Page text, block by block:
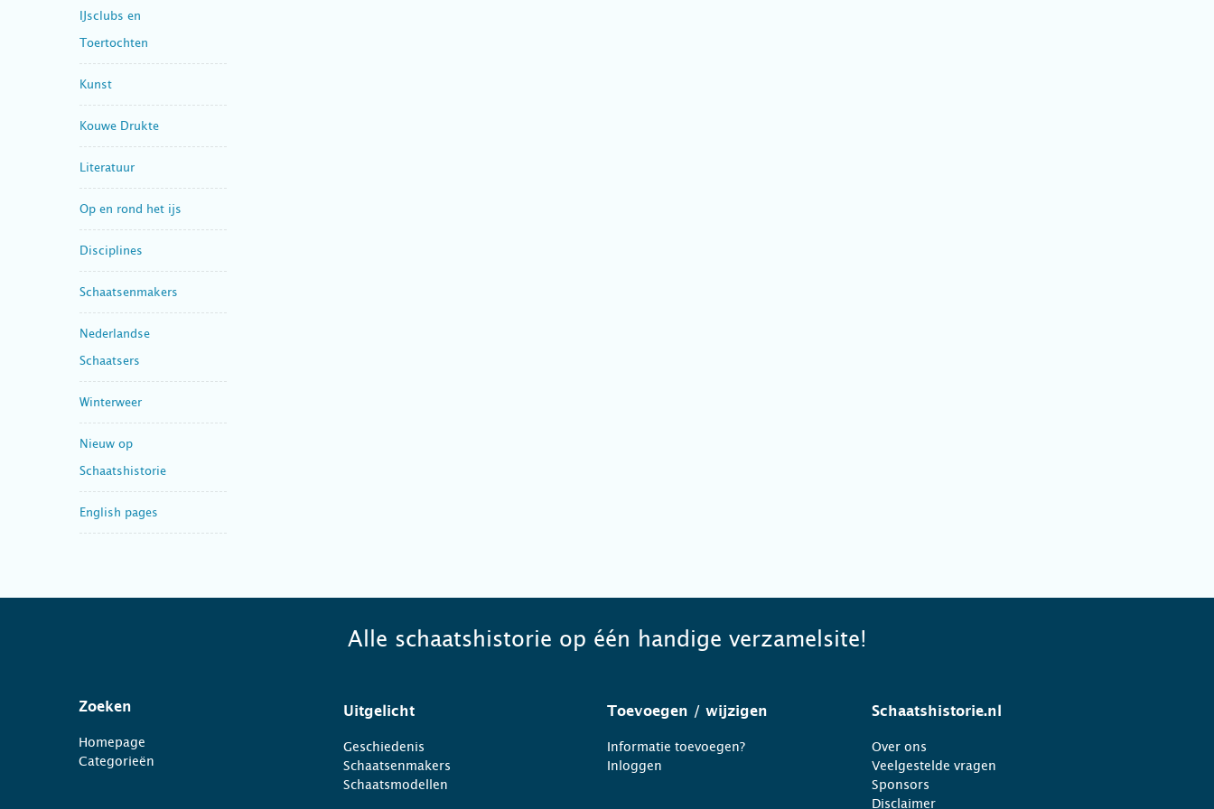
IJsclubs en
Toertochten
Kunst
Kouwe Drukte
Literatuur
Op en rond het ijs
Disciplines
Schaatsenmakers
Nederlandse
Schaatsers
Winterweer
Nieuw op
Schaatshistorie
English pages
Alle schaatshistorie op één handige verzamelsite!
Zoeken
Homepage
Categorieën
Uitgelicht
Geschiedenis
Schaatsenmakers
Schaatsmodellen
Toevoegen / wijzigen
Informatie toevoegen?
Inloggen
Schaatshistorie.nl
Over ons
Veelgestelde vragen
Sponsors
Disclaimer